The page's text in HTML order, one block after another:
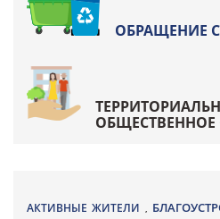
ОБРАЩЕНИЕ
АКТИВНЫЕ ЖИТЕЛИ ,